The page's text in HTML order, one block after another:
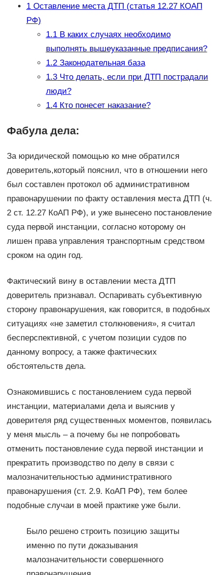
1Оставление места ДТП (статья 12.27 КОАП
РФ)
1.1В каких случаях необходимо
выполнять вышеуказанные предписания?
1.2Законодательная база
1.3Что делать, если при ДТП пострадали
люди?
1.4Кто понесет наказание?
Фабула дела:
За юридической помощью ко мне обратился
доверитель,который пояснил, что в отношении него
был составлен протокол об административном
правонарушении по факту оставления места ДТП (ч.
2 ст. 12.27 КоАП РФ), и уже вынесено постановление
суда первой инстанции, согласно которому он
лишен права управления транспортным средством
сроком на один год.
Фактический вину в оставлении места ДТП
доверитель признавал. Оспаривать субъективную
сторону правонарушения, как говорится, в подобных
ситуациях «не заметил столкновения», я считал
бесперспективной, с учетом позиции судов по
данному вопросу, а также фактических
обстоятельств дела.
Ознакомившись с постановлением суда первой
инстанции, материалами дела и выяснив у
доверителя ряд существенных моментов, появилась
у меня мысль – а почему бы не попробовать
отменить постановление суда первой инстанции и
прекратить производство по делу в связи с
малозначительностью административного
правонарушения (ст. 2.9. КоАП РФ), тем более
подобные случаи в моей практике уже были.
Было решено строить позицию защиты
именно по пути доказывания
малозначительности совершенного